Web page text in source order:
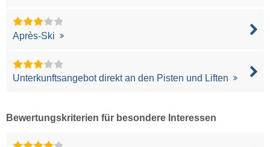
Après-Ski
Unterkunftsangebot direkt an den Pisten und Liften
Bewertungskriterien für besondere Interessen